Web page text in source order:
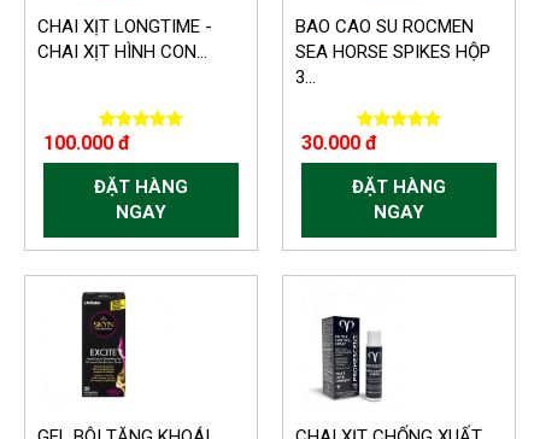
CHAI XỊT LONGTIME -
CHAI XỊT HÌNH CON...
100.000 đ
ĐẶT HÀNG
NGAY
BAO CAO SU ROCMEN
SEA HORSE SPIKES HỘP
3...
30.000 đ
ĐẶT HÀNG
NGAY